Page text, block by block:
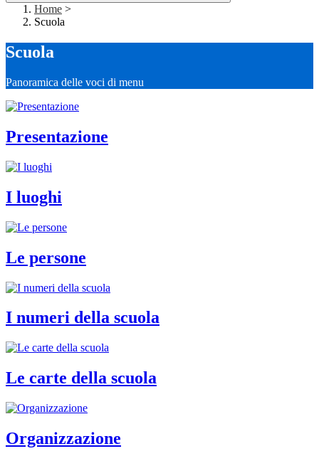
Home >
Scuola
Scuola
Panoramica delle voci di menu
Presentazione
I luoghi
Le persone
I numeri della scuola
Le carte della scuola
Organizzazione